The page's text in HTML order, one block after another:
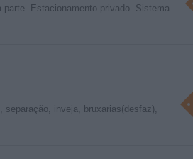
Estacionamento privado. Sistema
inveja, bruxarias(desfaz),